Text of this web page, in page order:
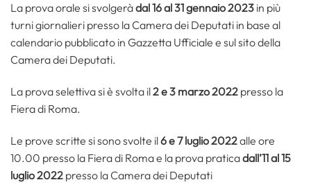
La prova orale si svolgeràdal 16 al 31 gennaio 2023 in più
turni giornalieri presso la Camera dei Deputati in base al
calendario pubblicato in Gazzetta Ufficiale e sul sito della
Camera dei Deputati.
La prova selettiva si è svolta il2 e 3 marzo 2022 presso la
Fiera di Roma.
Le prove scritte si sono svolte il6 e 7 luglio 2022alle ore
10.00 presso la Fiera di Roma e la prova praticadall’11 al 15
luglio 2022 presso la Camera dei Deputati